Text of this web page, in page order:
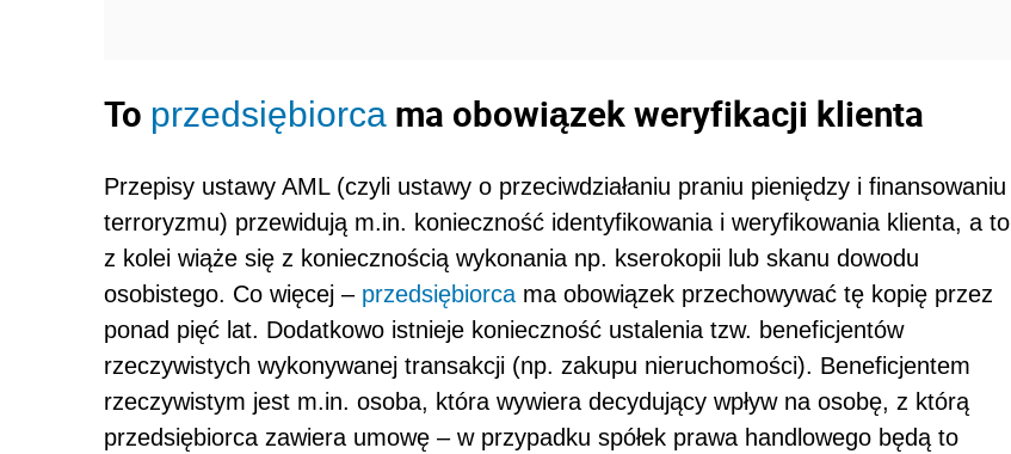
To przedsiębiorca ma obowiązek weryfikacji klienta
Przepisy ustawy AML (czyli ustawy o przeciwdziałaniu praniu pieniędzy i finansowaniu
terroryzmu) przewidują m.in. konieczność identyfikowania i weryfikowania klienta, a to
z kolei wiąże się z koniecznością wykonania np. kserokopii lub skanu dowodu
osobistego. Co więcej – przedsiębiorca ma obowiązek przechowywać tę kopię przez
ponad pięć lat. Dodatkowo istnieje konieczność ustalenia tzw. beneficjentów
rzeczywistych wykonywanej transakcji (np. zakupu nieruchomości). Beneficjentem
rzeczywistym jest m.in. osoba, która wywiera decydujący wpływ na osobę, z którą
przedsiębiorca zawiera umowę – w przypadku spółek prawa handlowego będą to